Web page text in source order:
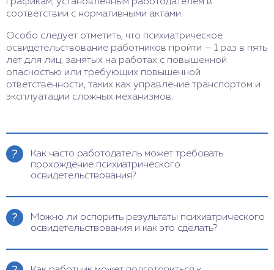
соответствии с нормативными актами.
Особо следует отметить, что психиатрическое
освидетельствование работников пройти — 1 раз в пять
лет для лиц, занятых на работах с повышенной
опасностью или требующих повышенной
ответственности, таких как управление транспортом и
эксплуатации сложных механизмов.
Как часто работодатель может требовать
прохождение психиатрического
освидетельствования?
Работодатель может требовать прохождение
случаях, предусмотренных законодательством,
обычно при поступлении на работу, периодически
Можно ли оспорить результаты психиатрического
освидетельствования и как это сделать?
Да, результаты можно оспорить. Для этого